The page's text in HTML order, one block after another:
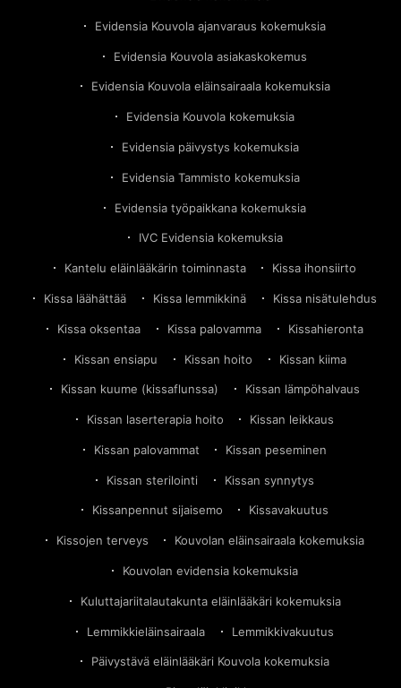
Evidensia Kouvola ajanvaraus kokemuksia
Evidensia Kouvola asiakaskokemus
Evidensia Kouvola eläinsairaala kokemuksia
Evidensia Kouvola kokemuksia
Evidensia päivystys kokemuksia
Evidensia Tammisto kokemuksia
Evidensia työpaikkana kokemuksia
IVC Evidensia kokemuksia
Kantelu eläinlääkärin toiminnasta Kissa ihonsiirto
Kissa läähättää Kissa lemmikkinä Kissa nisätulehdus
Kissa oksentaa Kissa palovamma Kissahieronta
Kissan ensiapu Kissan hoito Kissan kiima
Kissan kuume (kissaflunssa) Kissan lämpöhalvaus
Kissan laserterapia hoito Kissan leikkaus
Kissan palovammat Kissan peseminen
Kissan sterilointi Kissan synnytys
Kissanpennut sijaisemo Kissavakuutus
Kissojen terveys Kouvolan eläinsairaala kokemuksia
Kouvolan evidensia kokemuksia
Kuluttajariitalautakunta eläinlääkäri kokemuksia
Lemmikkieläinsairaala Lemmikkivakuutus
Päivystävä eläinlääkäri Kouvola kokemuksia